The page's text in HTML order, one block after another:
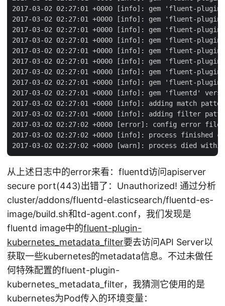
2017-03-02 02:27:01 +0000 [info]: gem 'fluent-
2017-03-02 02:27:01 +0000 [info]: gem 'fluent-
2017-03-02 02:27:01 +0000 [info]: gem 'fluent-
2017-03-02 02:27:01 +0000 [info]: gem 'fluent-
2017-03-02 02:27:01 +0000 [info]: gem 'fluent-
2017-03-02 02:27:01 +0000 [info]: gem 'fluent-
2017-03-02 02:27:01 +0000 [info]: gem 'fluent-
2017-03-02 02:27:01 +0000 [info]: gem 'fluent-
2017-03-02 02:27:01 +0000 [info]: gem 'fluentd'
2017-03-02 02:27:01 +0000 [info]: adding match
2017-03-02 02:27:01 +0000 [info]: adding filter
2017-03-02 02:27:02 +0000 [error]: config error
2017-03-02 02:27:02 +0000 [info]: process finished
从上述日志中的error来看：fluentd访问apiserver
secure port(443)出错了：Unauthorized! 通过分析
cluster/addons/fluentd-elasticsearch/fluentd-es-
image/build.sh和td-agent.conf，我们发现是
fluentd image中的fluent-plugin-
kubernetes_metadata_filter要去访问API Server以
获取一些kubernetes的metadata信息。不过未做任
何特殊配置的fluent-plugin-
kubernetes_metadata_filter，我猜测它使用的是
kubernetes为Pod传入的环境变量：